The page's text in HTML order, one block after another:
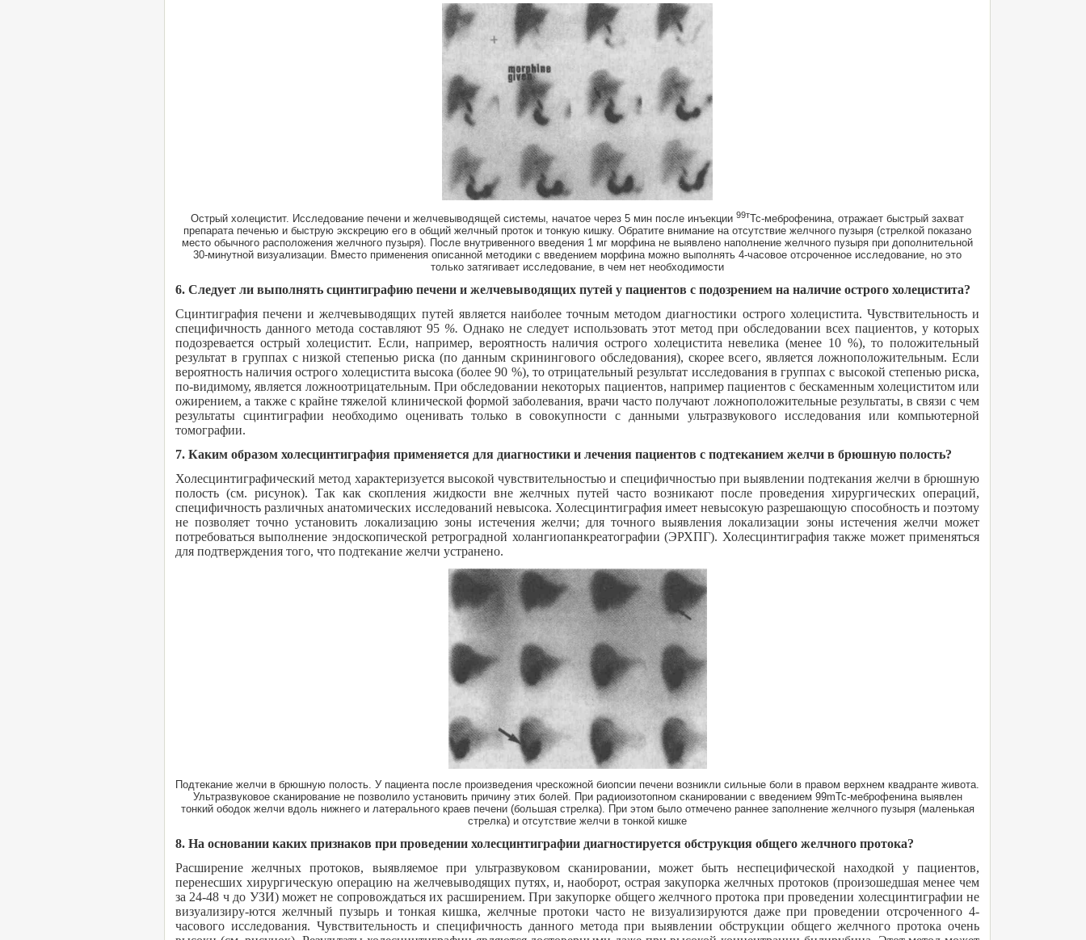
Острый холецистит. Исследование печени и желчевыводящей системы, начатое через 5 мин после инъекции 99тТс-меброфенина, отражает быстрый захват
препарата печенью и быструю экскрецию его в общий желчный проток и тонкую кишку. Обратите внимание на отсутствие желчного пузыря (стрелкой показано
место обычного расположения желчного пузыря). После внутривенного введения 1 мг морфина не выявлено наполнение желчного пузыря при дополнительной
30-минутной визуализации. Вместо применения описанной методики с введением морфина можно выполнять 4-часовое отсроченное исследование, но это
только затягивает исследование, в чем нет необходимости
6. Следует ли выполнять сцинтиграфию печени и желчевыводящих путей у пациентов с подозрением на наличие острого холецистита?
Сцинтиграфия печени и желчевыводящих путей является наиболее точным методом диагностики острого холецистита. Чувствительность и
специфичность данного метода составляют 95 %. Однако не следует использовать этот метод при обследовании всех пациентов, у которых
подозревается острый холецистит. Если, например, вероятность наличия острого холецистита невелика (менее 10 %), то положительный
результат в группах с низкой степенью риска (по данным скринингового обследования), скорее всего, является ложноположительным. Если
вероятность наличия острого холецистита высока (более 90 %), то отрицательный результат исследования в группах с высокой степенью риска,
по-видимому, является ложноотрицательным. При обследовании некоторых пациентов, например пациентов с бескаменным холециститом или
ожирением, а также с крайне тяжелой клинической формой заболевания, врачи часто получают ложноположительные результаты, в связи с чем
результаты сцинтиграфии необходимо оценивать только в совокупности с данными ультразвукового исследования или компьютерной
томографии.
7. Каким образом холесцинтиграфия применяется для диагностики и лечения пациентов с подтеканием желчи в брюшную полость?
Холесцинтиграфический метод характеризуется высокой чувствительностью и специфичностью при выявлении подтекания желчи в брюшную
полость (см. рисунок). Так как скопления жидкости вне желчных путей часто возникают после проведения хирургических операций,
специфичность различных анатомических исследований невысока. Холесцинтиграфия имеет невысокую разрешающую способность и поэтому
не позволяет точно установить локализацию зоны истечения желчи; для точного выявления локализации зоны истечения желчи может
потребоваться выполнение эндоскопической ретроградной холангиопанкреатографии (ЭРХПГ). Холесцинтиграфия также может применяться
для подтверждения того, что подтекание желчи устранено.
Подтекание желчи в брюшную полость. У пациента после произведения чрескожной биопсии печени возникли сильные боли в правом верхнем квадранте живота.
Ультразвуковое сканирование не позволило установить причину этих болей. При радиоизотопном сканировании с введением 99mТс-меброфенина выявлен
тонкий ободок желчи вдоль нижнего и латерального краев печени (большая стрелка). При этом было отмечено раннее заполнение желчного пузыря (маленькая
стрелка) и отсутствие желчи в тонкой кишке
8. На основании каких признаков при проведении холесцинтиграфии диагностируется обструкция общего желчного протока?
Расширение желчных протоков, выявляемое при ультразвуковом сканировании, может быть неспецифической находкой у пациентов,
перенесших хирургическую операцию на желчевыводящих путях, и, наоборот, острая закупорка желчных протоков (произошедшая менее чем
за 24-48 ч до УЗИ) может не сопровождаться их расширением. При закупорке общего желчного протока при проведении холесцинтиграфии не
визуализиру-ются желчный пузырь и тонкая кишка, желчные протоки часто не визуализируются даже при проведении отсроченного 4-
часового исследования. Чувствительность и специфичность данного метода при выявлении обструкции общего желчного протока очень